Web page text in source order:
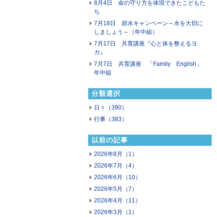
8月4日 命の守り方を体現できたこどもた
ち
7月18日 節水キャンペーン～水を大切に
しましょう～（年中組）
7月17日 共育講座『心と体を整えるヨ
ガ』
7月7日 共育講座 「Family English」
年中組
分類選択
日々（390）
行事（383）
以前の記事
2026年8月（1）
2026年7月（4）
2026年6月（10）
2026年5月（7）
2026年4月（11）
2026年3月（1）